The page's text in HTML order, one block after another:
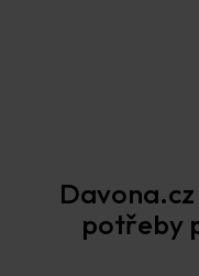
potřeby